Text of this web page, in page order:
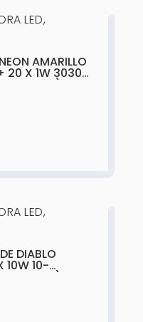
LED,
20 X 1W 3030
LED,
10-